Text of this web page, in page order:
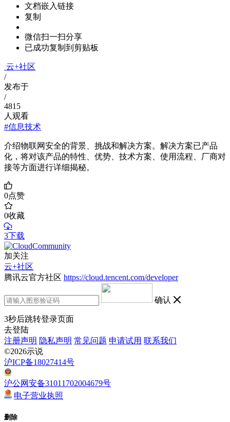
文档嵌入链接
复制
微信扫一扫分享
已成功复制到剪贴板
云+社区
/
发布于
/
4815
人观看
#信息技术
介绍物联网安全的背景、挑战和解决方案。解决方案已产品
化，将对该产品的特性、优势、技术方案、使用流程、厂商对
接等方面进行详细揭秘。
0点赞
0收藏
3下载
加关注
云+社区
腾讯云官方社区 https://cloud.tencent.com/developer
确认
3秒后跳转登录页面
去登陆
注册声明 隐私声明 常见问题 申请试用 联系我们
©2026示说
沪ICP备18027414号
沪公网安备31011702004679号
电子营业执照
删除